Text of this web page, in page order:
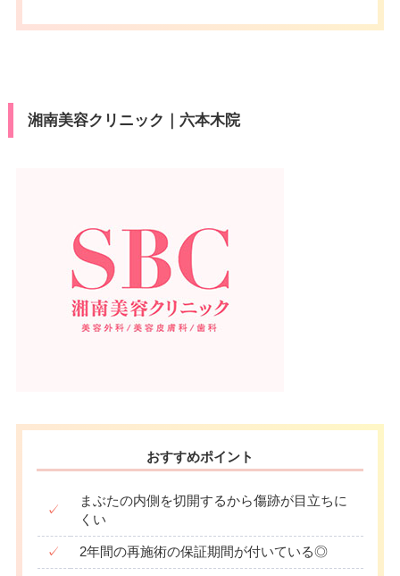
湘南美容クリニック｜六本木院
おすすめポイント
✓
まぶたの内側を切開するから傷跡が目立ちに
くい
✓ 2年間の再施術の保証期間が付いている◎